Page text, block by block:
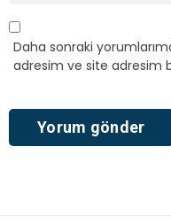
Daha sonraki
adresim ve site adresim